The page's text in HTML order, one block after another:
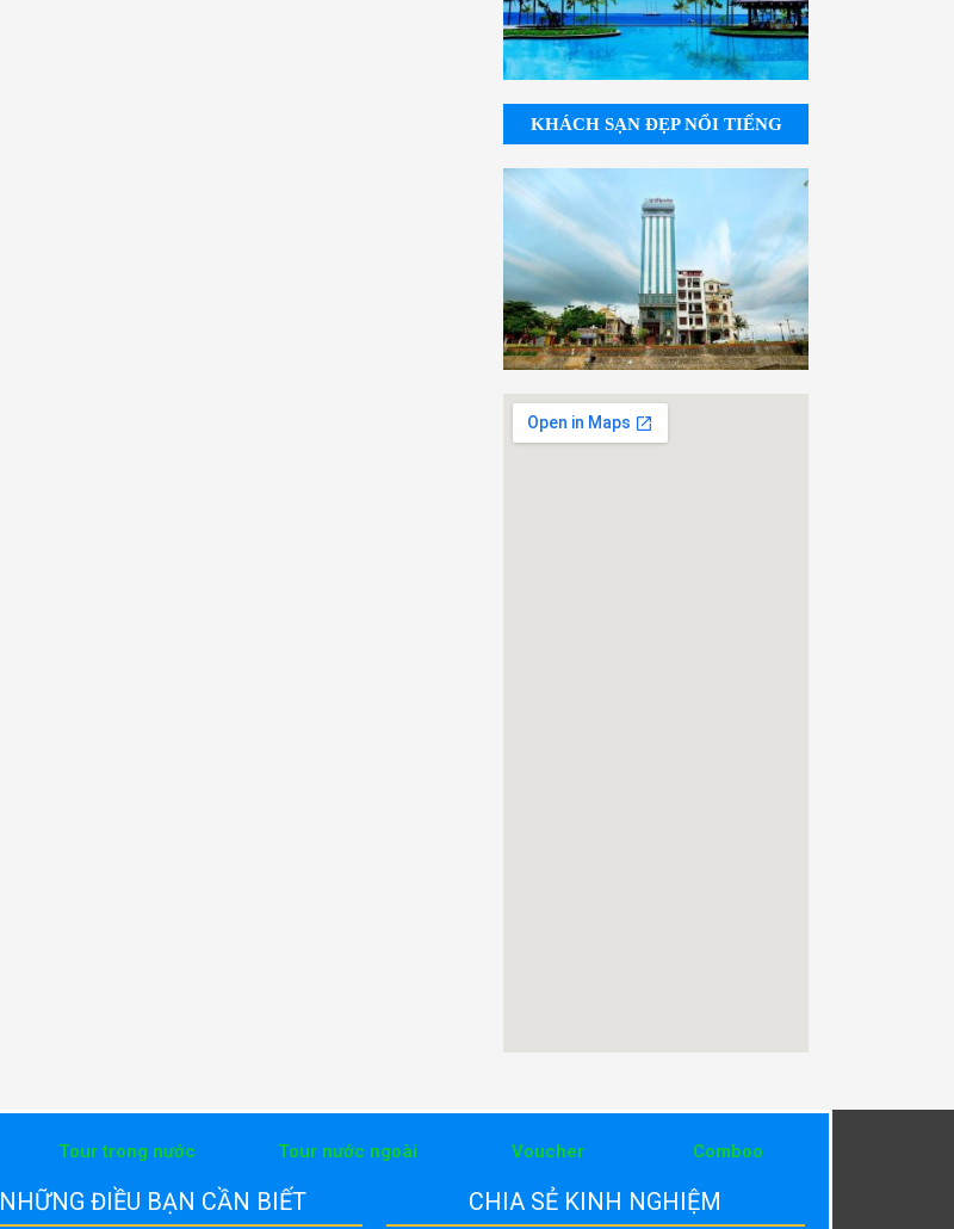
KHÁCH SẠN ĐẸP NỔI TIẾNG
Tour trong nước Tour nước ngoài Voucher Comboo
NHỮNG ĐIỀU BẠN CẦN BIẾT CHIA SẺ KINH NGHIỆM